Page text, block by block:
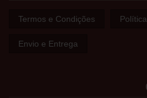
Termos e Condições
Envio e Entrega